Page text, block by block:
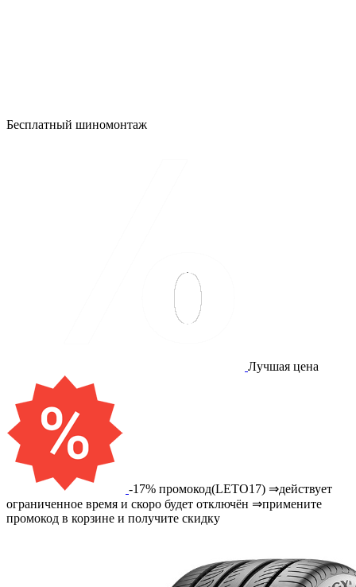
Бесплатный шиномонтаж
Лучшая цена
-17% промокод(LETO17) ⇒действует
ограниченное время и скоро будет отключён ⇒примените
промокод в корзине и получите скидку